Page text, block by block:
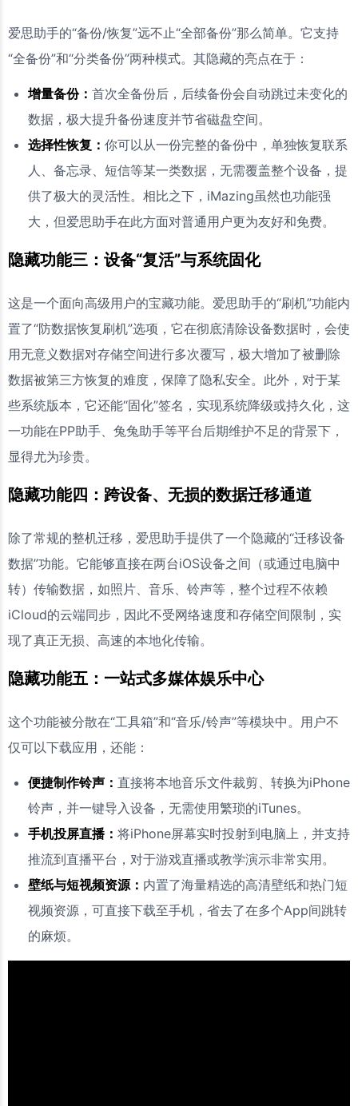
爱思助手的“备份/恢复”远不止“全部备份”那么简单。它支持
“全备份”和“分类备份”两种模式。其隐藏的亮点在于：
增量备份： 首次全备份后，后续备份会自动跳过未变化的
数据，极大提升备份速度并节省磁盘空间。
选择性恢复： 你可以从一份完整的备份中，单独恢复联系
人、备忘录、短信等某一类数据，无需覆盖整个设备，提
供了极大的灵活性。相比之下，iMazing虽然也功能强
大，但爱思助手在此方面对普通用户更为友好和免费。
隐藏功能三：设备“复活”与系统固化
这是一个面向高级用户的宝藏功能。爱思助手的“刷机”功能内
置了“防数据恢复刷机”选项，它在彻底清除设备数据时，会使
用无意义数据对存储空间进行多次覆写，极大增加了被删除
数据被第三方恢复的难度，保障了隐私安全。此外，对于某
些系统版本，它还能“固化”签名，实现系统降级或持久化，这
一功能在PP助手、兔兔助手等平台后期维护不足的背景下，
显得尤为珍贵。
隐藏功能四：跨设备、无损的数据迁移通道
除了常规的整机迁移，爱思助手提供了一个隐藏的“迁移设备
数据”功能。它能够直接在两台iOS设备之间（或通过电脑中
转）传输数据，如照片、音乐、铃声等，整个过程不依赖
iCloud的云端同步，因此不受网络速度和存储空间限制，实
现了真正无损、高速的本地化传输。
隐藏功能五：一站式多媒体娱乐中心
这个功能被分散在“工具箱”和“音乐/铃声”等模块中。用户不
仅可以下载应用，还能：
便捷制作铃声： 直接将本地音乐文件裁剪、转换为iPhone
铃声，并一键导入设备，无需使用繁琐的iTunes。
手机投屏直播： 将iPhone屏幕实时投射到电脑上，并支持
推流到直播平台，对于游戏直播或教学演示非常实用。
壁纸与短视频资源： 内置了海量精选的高清壁纸和热门短
视频资源，可直接下载至手机，省去了在多个App间跳转
的麻烦。